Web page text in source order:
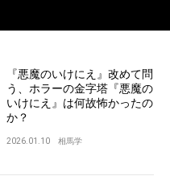
『悪魔のいけにえ』改めて問
う、ホラーの金字塔『悪魔の
いけにえ』は何故怖かったの
か？
2026.01.10 相馬学